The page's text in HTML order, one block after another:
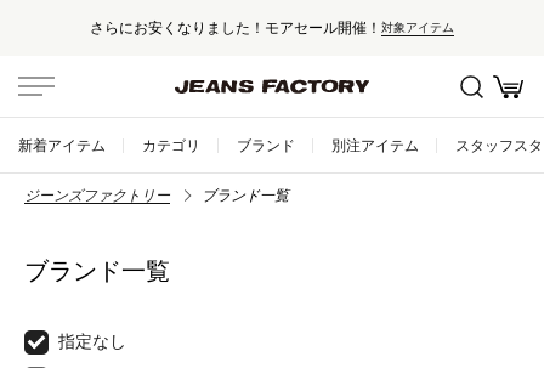
さらにお安くなりました！モアセール開催！ 対象アイテム
新着アイテム カテゴリ ブランド 別注アイテム スタッフス
ジーンズファクトリー ブランド一覧
ブランド一覧
指定なし